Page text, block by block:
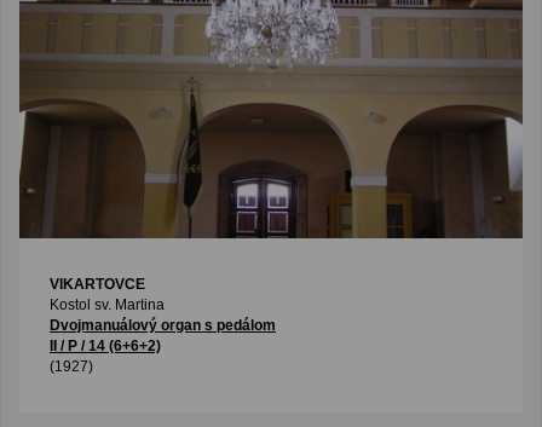
VIKARTOVCE
Kostol sv. Martina
Dvojmanuálový organ s pedálom
II / P / 14 (6+6+2)
(1927)